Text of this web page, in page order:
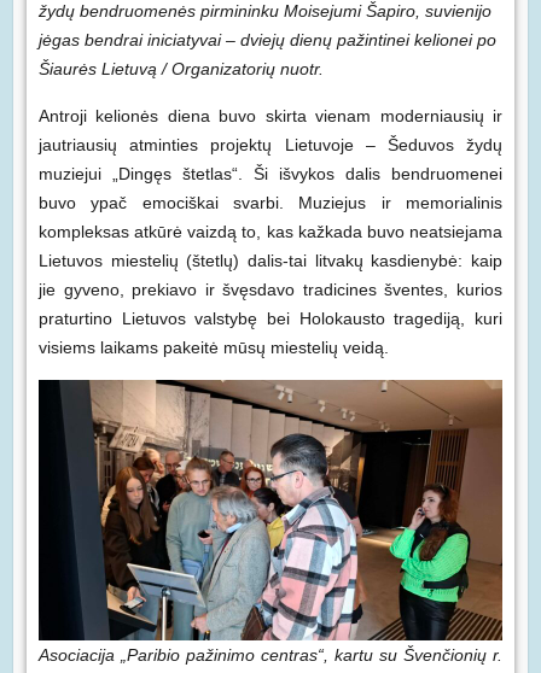
žydų bendruomenės pirmininku Moisejumi Šapiro, suvienijo
jėgas bendrai iniciatyvai – dviejų dienų pažintinei kelionei po
Šiaurės Lietuvą / Organizatorių nuotr.
Antroji kelionės diena buvo skirta vienam moderniausių ir
jautriausių atminties projektų Lietuvoje – Šeduvos žydų
muziejui „Dingęs štetlas“. Ši išvykos dalis bendruomenei
buvo ypač emociškai svarbi. Muziejus ir memorialinis
kompleksas atkūrė vaizdą to, kas kažkada buvo neatsiejama
Lietuvos miestelių (štetlų) dalis-tai litvakų kasdienybė: kaip
jie gyveno, prekiavo ir švęsdavo tradicines šventes, kurios
praturtino Lietuvos valstybę bei Holokausto tragediją, kuri
visiems laikams pakeitė mūsų miestelių veidą.
Asociacija „Paribio pažinimo centras“, kartu su Švenčionių r.